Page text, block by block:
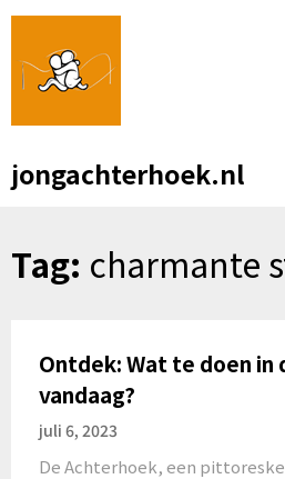
Skip
content
jongachterhoek.nl
Tag: charmante
Ontdek: Wat te doen in
vandaag?
juli 6, 2023
De Achterhoek, een